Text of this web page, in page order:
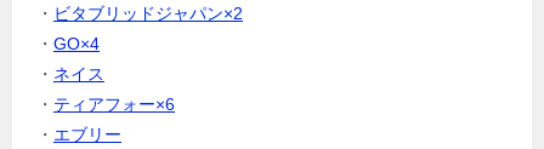
・ ビタブリッドジャパン×2
・ GO×4
・ ネイス
・ ティアフォー×6
・ エブリー